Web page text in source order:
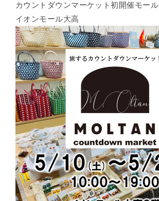
カウントダウンマーケット初開催モール
イオンモール大高